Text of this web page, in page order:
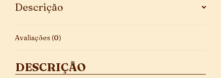
1ª
Descrição
Avaliações (0)
DESCRIÇÃO